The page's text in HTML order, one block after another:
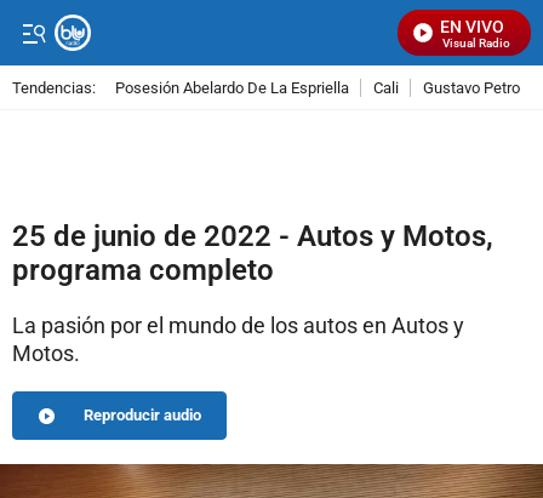
EN VIVO
Señal Visual Radio
Tendencias: Posesión Abelardo De La Espriella Cali Gustavo Petro
25 de junio de 2022 - Autos y Motos,
programa completo
La pasión por el mundo de los autos en Autos y
Motos.
Reproducir audio